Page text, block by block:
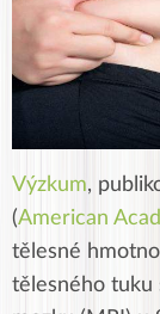
Výzkum,
(American
tělesné
tělesného tuku